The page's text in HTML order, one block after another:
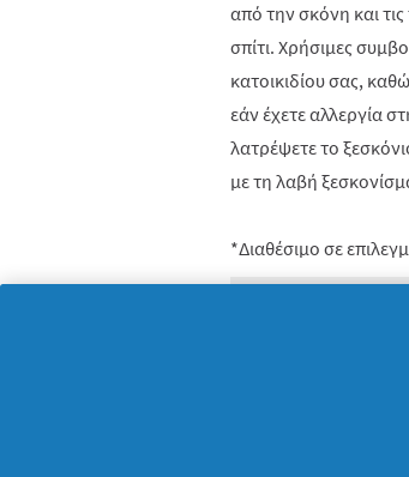
από την σκόνη και
σπίτι. Χρήσιμες
κατοικιδίου σας,
εάν έχετε αλλεργία
λατρέψετε το
με τη λαβή
*Διαθέσιμο σε